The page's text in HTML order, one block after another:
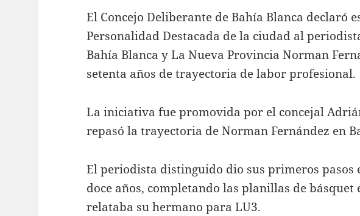
El Concejo Deliberante de Bahía Blanca declaró
Personalidad Destacada de la ciudad al
Bahía Blanca y La Nueva Provincia Norman
setenta años de trayectoria de labor profesional.
La iniciativa fue promovida por el concejal
repasó la trayectoria de Norman Fernández en
El periodista distinguido dio sus primeros pasos
doce años, completando las planillas de básquet
relataba su hermano para LU3.